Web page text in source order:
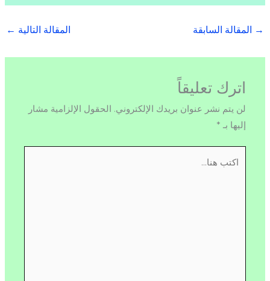
→ المقالة السابقة المقالة التالية ←
اترك تعليقاً
لن يتم نشر عنوان بريدك الإلكتروني. الحقول الإلزامية مشار
إليها بـ *